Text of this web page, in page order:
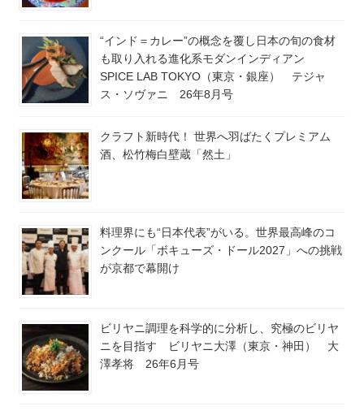
“インド＝カレー”の概念を覆し日本の旬の食材
も取り入れる進化系モダンインディアン
SPICE LAB TOKYO（東京・銀座） テジャ
ス・ソヴァニ 26年8月号
クラフト新時代！ 世界へ羽ばたくプレミアム
酒、松竹梅白壁蔵「然土」
料理界にも“日本代表”がいる。世界最高峰のコ
ンクール「ボキューズ・ドール2027」への挑戦
が京都で幕開け
ビリヤニ調理を科学的に分析し、究極のビリヤ
ニを目指す ビリヤニ大澤（東京・神田） 大
澤孝将 26年6月号